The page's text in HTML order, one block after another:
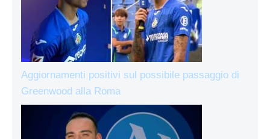
Aggiornamenti positivi sul possibile passaggio di
Greenwood alla Roma